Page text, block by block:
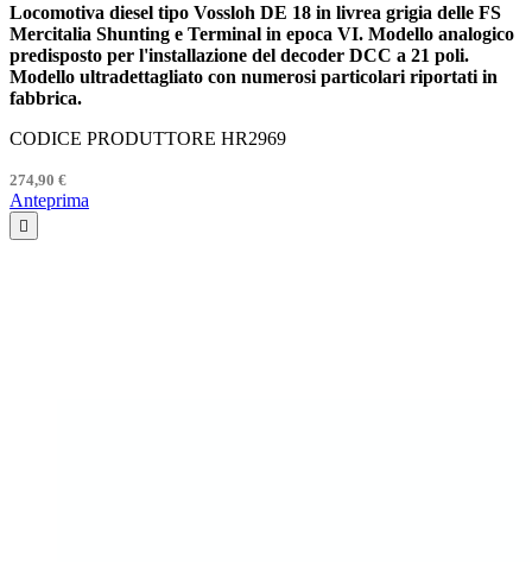
Locomotiva diesel tipo Vossloh DE 18 in livrea grigia delle FS
Mercitalia Shunting e Terminal in epoca VI. Modello analogico
predisposto per l'installazione del decoder DCC a 21 poli.
Modello ultradettagliato con numerosi particolari riportati in
fabbrica.
CODICE PRODUTTORE HR2969
274,90 €
Anteprima
